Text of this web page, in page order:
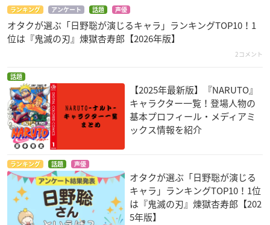
ランキング アンケート 話題 声優
オタクが選ぶ「日野聡が演じるキャラ」ランキングTOP10！1
位は『鬼滅の刃』煉󠄁獄杏寿郎【2026年版】
2コメント
話題
【2025年最新版】『NARUTO』
キャラクター一覧！登場人物の
基本プロフィール・メディアミ
ックス情報を紹介
ランキング 話題 声優
オタクが選ぶ「日野聡が演じる
キャラ」ランキングTOP10！1位
は『鬼滅の刃』煉󠄁獄杏寿郎【202
5年版】